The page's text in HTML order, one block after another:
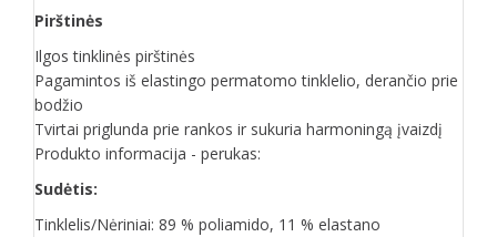
Pirštinės
Ilgos tinklinės pirštinės
Pagamintos iš elastingo permatomo tinklelio, derančio prie
bodžio
Tvirtai priglunda prie rankos ir sukuria harmoningą įvaizdį
Produkto informacija - perukas:
Sudėtis:
Tinklelis/Nėriniai: 89 % poliamido, 11 % elastano